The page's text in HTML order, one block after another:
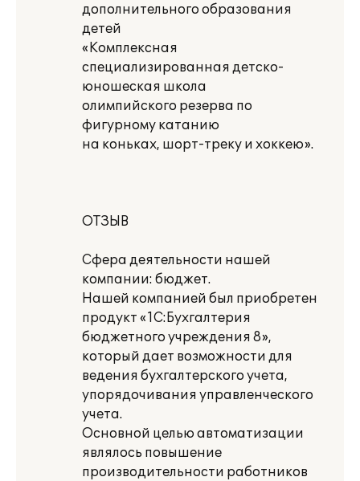
дополнительного образования
детей
«Комплексная
специализированная детско-
юношеская школа
олимпийского резерва по
фигурному катанию
на коньках, шорт-треку и хоккею».
ОТЗЫВ
Сфера деятельности нашей
компании: бюджет.
Нашей компанией был приобретен
продукт «1С:Бухгалтерия
бюджетного учреждения 8»,
который дает возможности для
ведения бухгалтерского учета,
упорядочивания управленческого
учета.
Основной целью автоматизации
являлось повышение
производительности работников